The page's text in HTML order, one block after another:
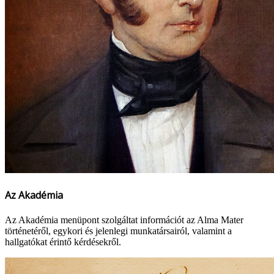
Az Akadémia
Az Akadémia menüpont szolgáltat információt az Alma Mater
történetéről, egykori és jelenlegi munkatársairól, valamint a
hallgatókat érintő kérdésekről.